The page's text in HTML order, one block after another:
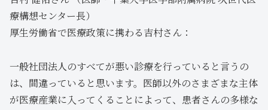
療構想センター長）
厚生労働省で医療政策に携わる吉村さん：
一般社団法人のすべてが悪い診療を行っていると言うの
は、間違っていると思います。医師以外のさまざまな主体
が医療産業に入ってくることによって、患者さんの多様な